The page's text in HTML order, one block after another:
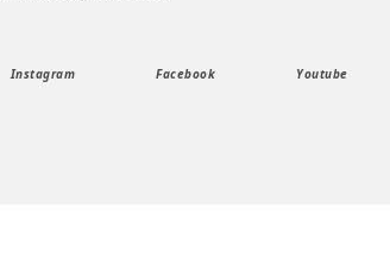
Instagram Facebook Youtube